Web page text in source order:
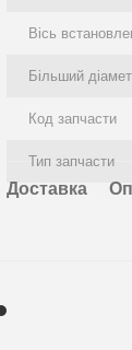
Вісь
Більший
Код запчасти
Тип запчасти
Доставка